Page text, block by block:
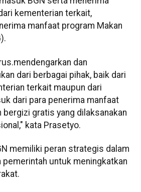
kementerian terkait,
manfaat program Makan
dan
dari berbagai pihak, baik dari
terkait maupun dari
dari para penerima manfaat
bergizi gratis yang dilaksanakan
kata Prasetyo.
memiliki peran strategis dalam
pemerintah untuk meningkatkan